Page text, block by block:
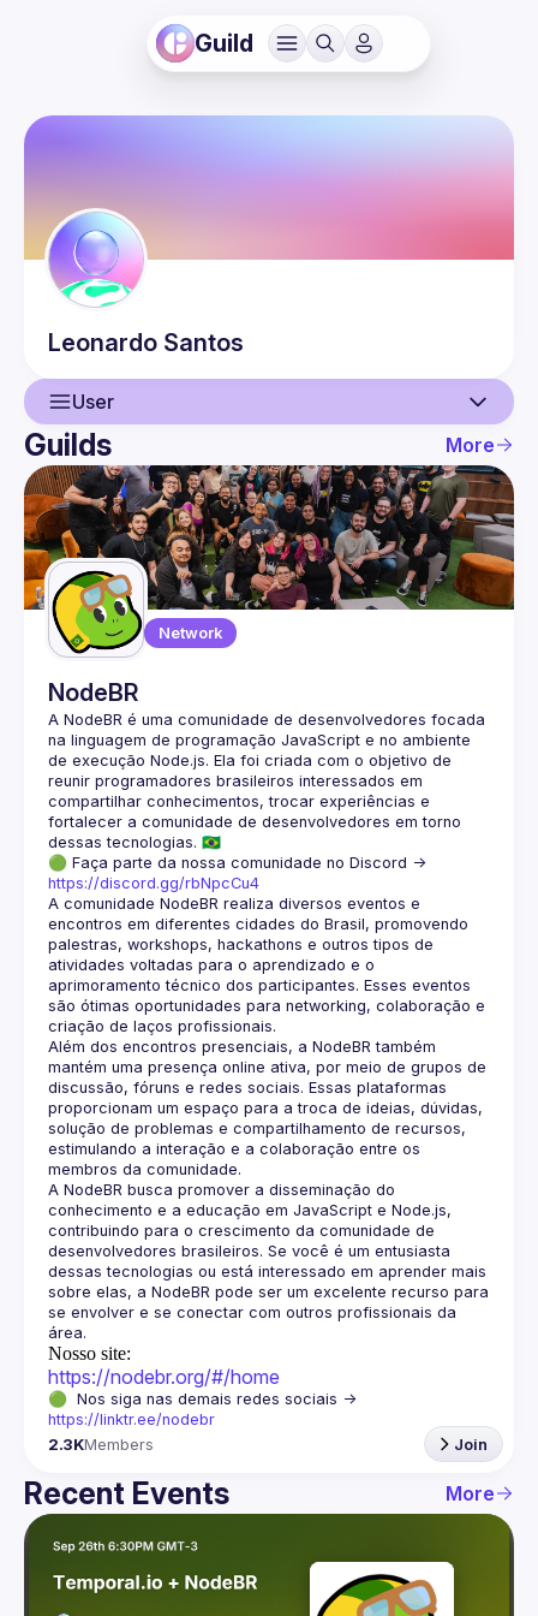
Guild
Leonardo Santos
User
User
Events
Guilds
Guilds More
Network
NodeBR
A NodeBR é uma comunidade de desenvolvedores focada
na linguagem de programação JavaScript e no ambiente
de execução Node.js. Ela foi criada com o objetivo de
reunir programadores brasileiros interessados em
compartilhar conhecimentos, trocar experiências e
fortalecer a comunidade de desenvolvedores em torno
🟢 Faça parte da nossa comunidade no Discord ->
https://discord.gg/rbNpcCu4
A comunidade NodeBR realiza diversos eventos e
encontros em diferentes cidades do Brasil, promovendo
palestras, workshops, hackathons e outros tipos de
atividades voltadas para o aprendizado e o
aprimoramento técnico dos participantes. Esses eventos
são ótimas oportunidades para networking, colaboração e
Além dos encontros presenciais, a NodeBR também
mantém uma presença online ativa, por meio de grupos de
discussão, fóruns e redes sociais. Essas plataformas
proporcionam um espaço para a troca de ideias, dúvidas,
solução de problemas e compartilhamento de recursos,
estimulando a interação e a colaboração entre os
A NodeBR busca promover a disseminação do
conhecimento e a educação em JavaScript e Node.js,
contribuindo para o crescimento da comunidade de
desenvolvedores brasileiros. Se você é um entusiasta
dessas tecnologias ou está interessado em aprender mais
sobre elas, a NodeBR pode ser um excelente recurso para
se envolver e se conectar com outros profissionais da
Nosso site:
https://nodebr.org/#/home
https://linktr.ee/nodebr
2.3KMembers Join
Recent Events More